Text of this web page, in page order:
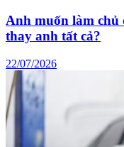
Anh muốn làm chủ
thay anh tất cả?
22/07/2026